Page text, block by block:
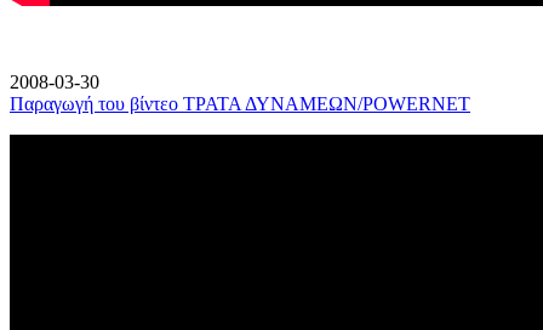
2008-03-30
Παραγωγή του βίντεο ΤΡΑΤΑ ΔΥΝΑΜΕΩΝ/POWERNET